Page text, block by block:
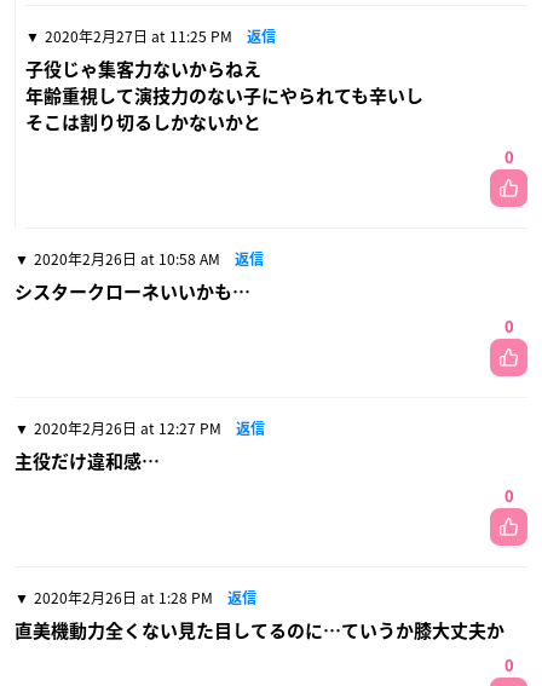
2020年2月27日 at 11:25 PM 返信
子役じゃ集客力ないからねえ
年齢重視して演技力のない子にやられても辛いし
そこは割り切るしかないかと
0
2020年2月26日 at 10:58 AM 返信
シスタークローネいいかも…
0
2020年2月26日 at 12:27 PM 返信
主役だけ違和感…
0
2020年2月26日 at 1:28 PM 返信
直美機動力全くない見た目してるのに…ていうか膝大丈夫か
0